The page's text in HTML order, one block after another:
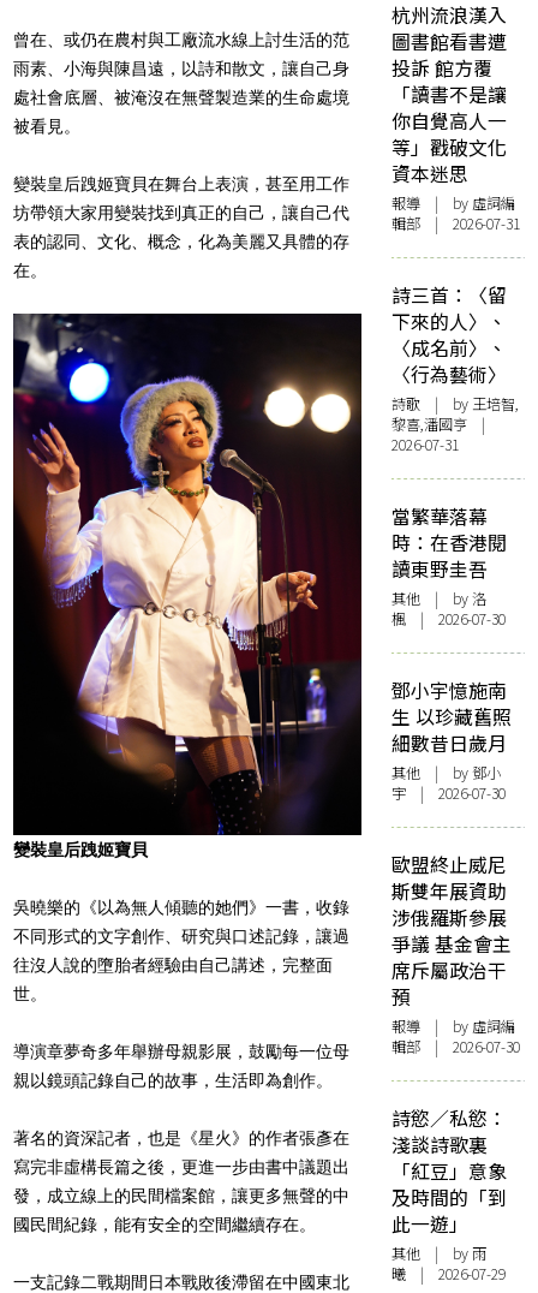
曾在、或仍在農村與工廠流水線上討生活的范
雨素、小海與陳昌遠，以詩和散文，讓自己身
處社會底層、被淹沒在無聲製造業的生命處境
被看見。
變裝皇后跩姬寶貝在舞台上表演，甚至用工作
坊帶領大家用變裝找到真正的自己，讓自己代
表的認同、文化、概念，化為美麗又具體的存
在。
變裝皇后跩姬寶貝
吳曉樂的《以為無人傾聽的她們》一書，收錄
不同形式的文字創作、研究與口述記錄，讓過
往沒人說的墮胎者經驗由自己講述，完整面
世。
導演章夢奇多年舉辦母親影展，鼓勵每一位母
親以鏡頭記錄自己的故事，生活即為創作。
著名的資深記者，也是《星火》的作者張彥在
寫完非虛構長篇之後，更進一步由書中議題出
發，成立線上的民間檔案館，讓更多無聲的中
國民間紀錄，能有安全的空間繼續存在。
一支記錄二戰期間日本戰敗後滯留在中國東北
杭州流浪漢入
圖書館看書遭
投訴 館方覆
「讀書不是讓
你自覺高人一
等」戳破文化
資本迷思
報導 | by 虛詞編
輯部 | 2026-07-31
詩三首：〈留
下來的人〉、
〈成名前〉、
〈行為藝術〉
詩歌 | by 王培智,
黎喜,潘國亨 |
2026-07-31
當繁華落幕
時：在香港閱
讀東野圭吾
其他 | by洛
楓 | 2026-07-30
鄧小宇憶施南
生 以珍藏舊照
細數昔日歲月
其他 | by 鄧小
宇 | 2026-07-30
歐盟終止威尼
斯雙年展資助
涉俄羅斯參展
爭議 基金會主
席斥屬政治干
預
報導 | by 虛詞編
輯部 | 2026-07-30
詩慾／私慾：
淺談詩歌裏
「紅豆」意象
及時間的「到
此一遊」
其他 | by 雨
曦 | 2026-07-29